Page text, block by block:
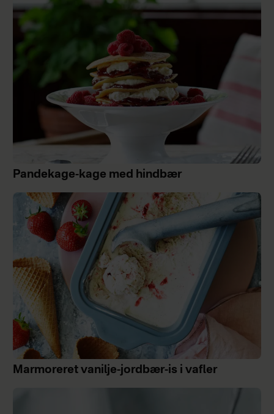
Pandekage-kage med hindbær
Marmoreret vanilje-jordbær-is i vafler